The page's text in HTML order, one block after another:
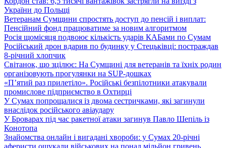
України до Польщі
Ветеранам Сумщини спростять доступ до пенсій і виплат:
Пенсійний фонд працюватиме за новим алгоритмом
Росія щомісяця подвоює кількість ударів КАБами по Сумам
Російський дрон вдарив по будинку у Стецьківці: постраждав
8-річний хлопчик
Світанок, що зцілює: На Сумщині для ветеранів та їхніх родин
організовують прогулянки на SUP-дошках
«П’ятий раз прилетіло». Російські безпілотники атакували
промислове підприємство в Охтирці
У Сумах попрощалися із двома сестричками, які загинули
внаслідок російського авіаудару
У Броварах під час ракетної атаки загинув Павло Шепіль із
Конотопа
Знайомства онлайн і вигадані хвороби: у Сумах 20-річні
аферисти ошукали військових на понад мільйон гривень